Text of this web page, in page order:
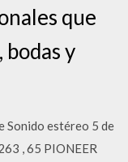
que
y
Sonido estéreo 5 de
, 65 PIONEER